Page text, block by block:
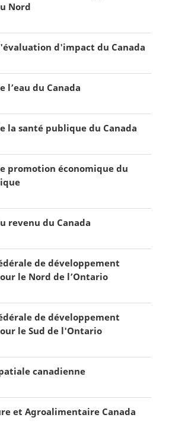
Nord
d'impact du Canada
l’eau du Canada
la santé publique du Canada
promotion économique du
revenu du Canada
de développement
le Nord de l’Ontario
de développement
le Sud de l'Ontario
canadienne
et Agroalimentaire Canada